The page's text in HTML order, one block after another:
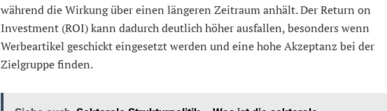
während die Wirkung über einen längeren Zeitraum anhält. Der Return on
Investment (ROI) kann dadurch deutlich höher ausfallen, besonders wenn
Werbeartikel geschickt eingesetzt werden und eine hohe Akzeptanz bei der
Zielgruppe finden.